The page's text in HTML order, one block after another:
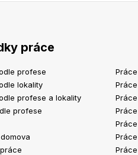
práce
profese
lokality
profese a lokality
profese